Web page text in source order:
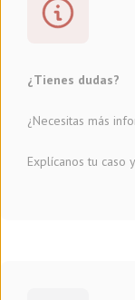
¿Tienes dudas?
¿Necesitas más
Explícanos tu caso